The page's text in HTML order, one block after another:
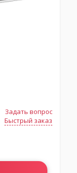
Задать вопрос
Быстрый заказ